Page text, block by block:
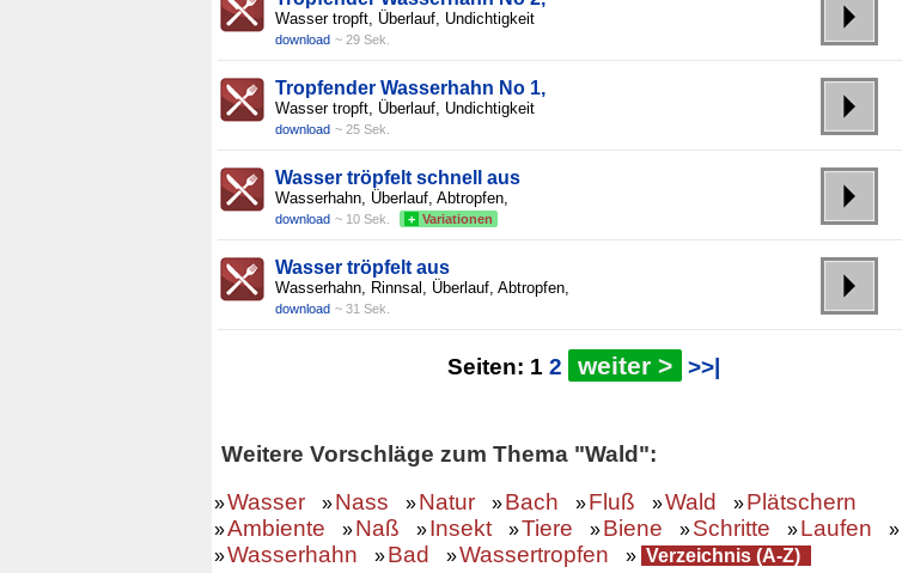
Wasser tropft, Überlauf, Undichtigkeit
download ~ 29 Sek.
Tropfender Wasserhahn No 1,
Wasser tropft, Überlauf, Undichtigkeit
download ~ 25 Sek.
Wasser tröpfelt schnell aus
Wasserhahn, Überlauf, Abtropfen,
download ~ 10 Sek. + Variationen
Wasser tröpfelt aus
Wasserhahn, Rinnsal, Überlauf, Abtropfen,
download ~ 31 Sek.
Seiten: 1 2 weiter > >>|
Weitere Vorschläge zum Thema "Wald":
»Wasser »Nass »Natur »Bach »Fluß »Wald »Plätschern
»Ambiente »Naß »Insekt »Tiere »Biene »Schritte »Laufen »
»Wasserhahn »Bad »Wassertropfen » Verzeichnis (A-Z)